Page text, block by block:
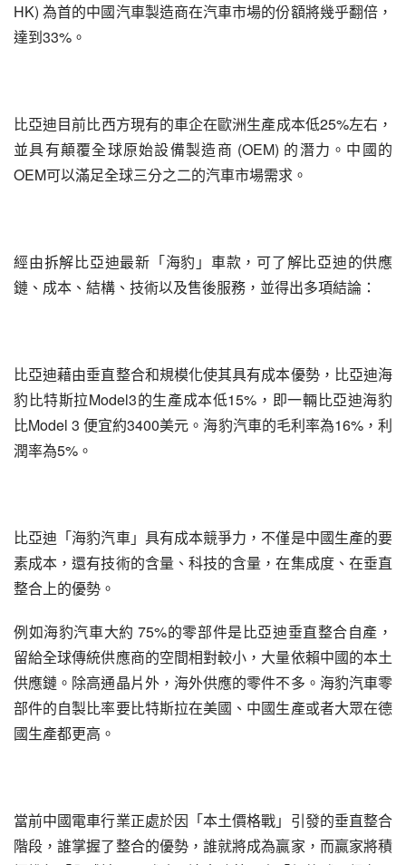
HK) 為首的中國汽車製造商在汽車市場的份額將幾乎翻倍，
達到33%。
比亞迪目前比西方現有的車企在歐洲生產成本低25%左右，
並具有顛覆全球原始設備製造商 (OEM) 的潛力。中國的
OEM可以滿足全球三分之二的汽車市場需求。
經由拆解比亞迪最新「海豹」車款，可了解比亞迪的供應
鏈、成本、結構、技術以及售後服務，並得出多項結論：
比亞迪藉由垂直整合和規模化使其具有成本優勢，比亞迪海
豹比特斯拉Model3的生產成本低15%，即一輛比亞迪海豹
比Model 3 便宜約3400美元。海豹汽車的毛利率為16%，利
潤率為5%。
比亞迪「海豹汽車」具有成本競爭力，不僅是中國生產的要
素成本，還有技術的含量、科技的含量，在集成度、在垂直
整合上的優勢。
例如海豹汽車大約 75%的零部件是比亞迪垂直整合自產，
留給全球傳統供應商的空間相對較小，大量依賴中國的本土
供應鏈。除高通晶片外，海外供應的零件不多。海豹汽車零
部件的自製比率要比特斯拉在美國、中國生產或者大眾在德
國生產都更高。
當前中國電車行業正處於因「本土價格戰」引發的垂直整合
階段，誰掌握了整合的優勢，誰就將成為贏家，而贏家將積